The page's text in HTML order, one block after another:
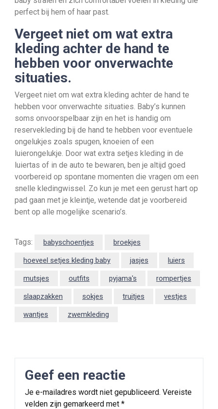
perfect bij hem of haar past.
Vergeet niet om wat extra
kleding achter de hand te
hebben voor onverwachte
situaties.
Vergeet niet om wat extra kleding achter de hand te
hebben voor onverwachte situaties. Baby’s kunnen
soms onvoorspelbaar zijn en het is handig om
reservekleding bij de hand te hebben voor eventuele
ongelukjes zoals spugen, knoeien of een
luierongelukje. Door wat extra setjes kleding in de
luiertas of in de auto te bewaren, ben je altijd goed
voorbereid op spontane momenten die vragen om een
snelle kledingwissel. Zo kun je met een gerust hart op
pad gaan met je kleintje, wetende dat je voorbereid
bent op alle mogelijke scenario’s.
Tags: babyschoentjes broekjes
hoeveel setjes kleding baby jasjes luiers
mutsjes outfits pyjama's rompertjes
slaapzakken sokjes truitjes vestjes
wantjes zwemkleding
Geef een reactie
Je e-mailadres wordt niet gepubliceerd. Vereiste
velden zijn gemarkeerd met *